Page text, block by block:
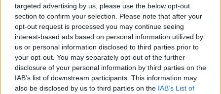
targeted advertising by us, please use the below opt-out
section to confirm your selection. Please note that after your
opt-out request is processed you may continue seeing
interest-based ads based on personal information utilized by
us or personal information disclosed to third parties prior to
your opt-out. You may separately opt-out of the further
disclosure of your personal information by third parties on the
IAB’s list of downstream participants. This information may
also be disclosed by us to third parties on the IAB’s List of
Opozorilo:Po 297. členu Kazenskega zakonika je
posameznik kazensko odgovoren za javno spodbujanje
sovraštva, nasilja ali nestrpnosti. Komentarji z žaljivimi,
rasističnimi, diskriminatornimi ali nezakonitimi vsebinami bodo
odstranjeni. Pravila komentiranja →
Failed to fetch